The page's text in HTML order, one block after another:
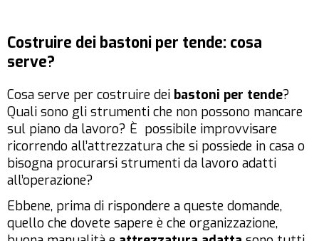
Costruire dei bastoni per tende: cosa
serve?
Cosa serve per costruire dei bastoni per tende?
Quali sono gli strumenti che non possono mancare
sul piano da lavoro? È possibile improvvisare
ricorrendo all’attrezzatura che si possiede in casa o
bisogna procurarsi strumenti da lavoro adatti
all’operazione?
Ebbene, prima di rispondere a queste domande,
quello che dovete sapere è che organizzazione,